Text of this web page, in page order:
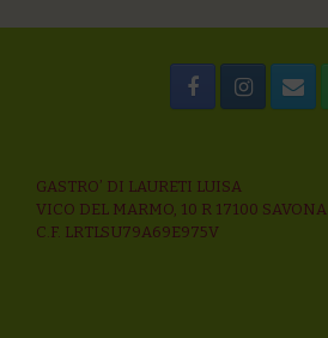
GASTRO’ DI LAURETI LUISA
VICO DEL MARMO, 10 R 17100 SAVONA
C.F. LRTLSU79A69E975V